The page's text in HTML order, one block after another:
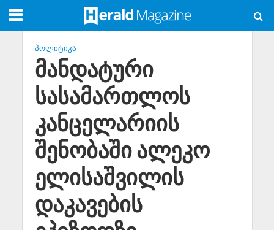
ᲞᲝᲚᲘᲢᲘᲙᲐ
მანდატური
სასამართლოს
კანცელარიის
შენობაში ალეკო
ელისაშვილის
დაკავების